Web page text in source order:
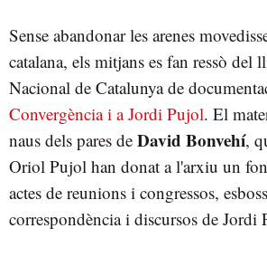
Sense abandonar les arenes
catalana, els mitjans es fan ressò
Nacional de Catalunya de
Convergència i a Jordi Pujol. El
naus dels pares de David Bonvehí,
Oriol Pujol han donat a l'arxiu un
actes de reunions i congressos,
correspondència i discursos de Jordi